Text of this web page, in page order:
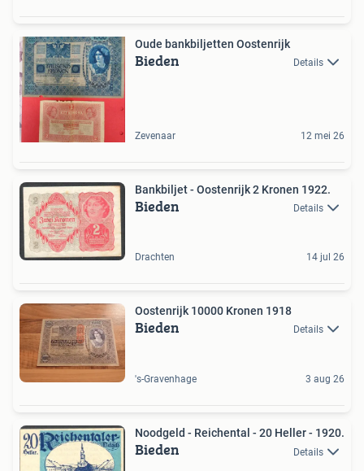
Oude bankbiljetten Oostenrijk
Bieden Details
Zevenaar 12 mei 26
Bankbiljet - Oostenrijk 2 Kronen 1922.
Bieden Details
Drachten 14 jul 26
Oostenrijk 10000 Kronen 1918
Bieden Details
's-Gravenhage 3 aug 26
Noodgeld - Reichental - 20 Heller - 1920.
Bieden Details